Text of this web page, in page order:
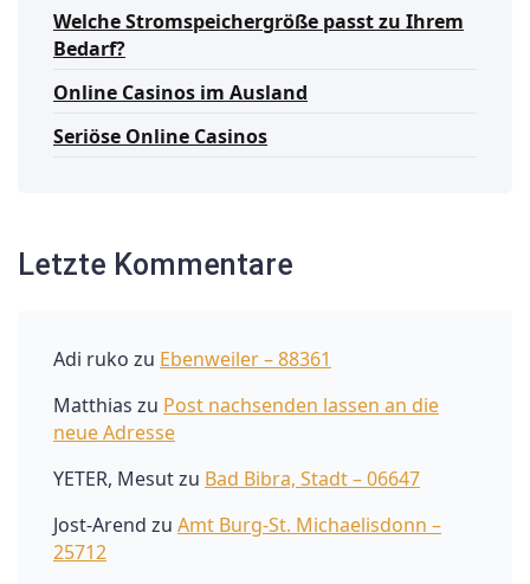
Welche Stromspeichergröße passt zu Ihrem
Bedarf?
Online Casinos im Ausland
Seriöse Online Casinos
Letzte Kommentare
Adi ruko zu Ebenweiler – 88361
Matthias zu Post nachsenden lassen an die
neue Adresse
YETER, Mesutzu Bad Bibra, Stadt – 06647
Jost-Arend zu Amt Burg-St. Michaelisdonn –
25712